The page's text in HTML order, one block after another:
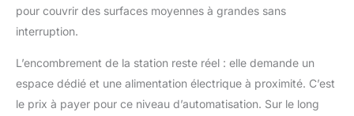
pour couvrir des surfaces moyennes à grandes sans
interruption.
L’encombrement de la station reste réel : elle demande un
espace dédié et une alimentation électrique à proximité. C’est
le prix à payer pour ce niveau d’automatisation. Sur le long